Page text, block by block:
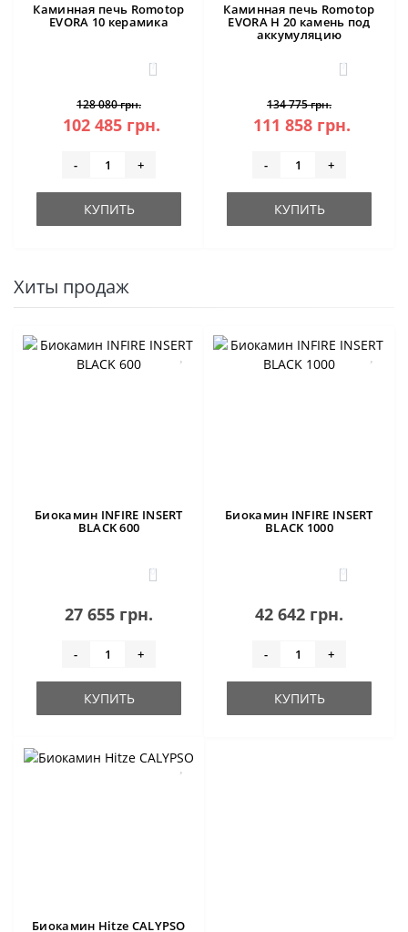
Каминная печь Romotop
EVORA 10 керамика
1
128 080 грн.
102 485 грн.
- +
КУПИТЬ
Каминная печь Romotop
EVORA H 20 камень под
аккумуляцию
1
134 775 грн.
111 858 грн.
- +
КУПИТЬ
Хиты продаж
Биокамин INFIRE INSERT
BLACK 600
0
27 655 грн.
- +
КУПИТЬ
Биокамин INFIRE INSERT
BLACK 1000
0
42 642 грн.
- +
КУПИТЬ
Биокамин Hitze CALYPSO